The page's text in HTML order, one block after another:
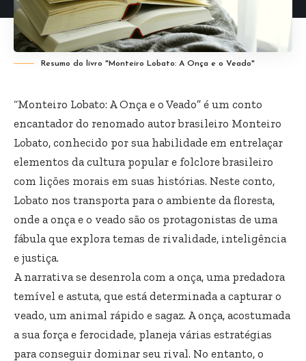
Resumo do livro "Monteiro Lobato: A Onça e o Veado"
“Monteiro Lobato: A Onça e o Veado” é um conto
encantador do renomado autor brasileiro Monteiro
Lobato, conhecido por sua habilidade em entrelaçar
elementos da cultura popular e folclore brasileiro
com lições morais em suas histórias. Neste conto,
Lobato nos transporta para o ambiente da floresta,
onde a onça e o veado são os protagonistas de uma
fábula que explora temas de rivalidade, inteligência
e justiça.
A narrativa se desenrola com a onça, uma predadora
temível e astuta, que está determinada a capturar o
veado, um animal rápido e sagaz. A onça, acostumada
a sua força e ferocidade, planeja várias estratégias
para conseguir dominar seu rival. No entanto, o